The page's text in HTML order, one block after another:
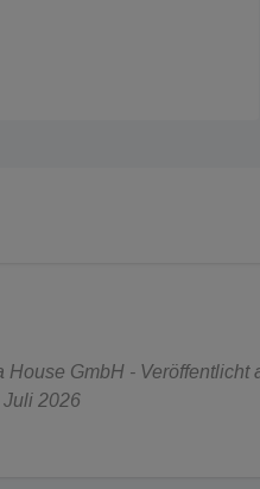
GmbH - Veröffentlicht
Juli 2026